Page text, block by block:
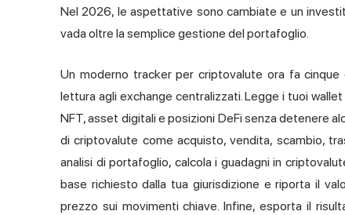
Nel 2026, le aspettative sono cambiate e un
vada oltre la semplice gestione del portafoglio.
Un moderno tracker per criptovalute ora fa
lettura agli exchange centralizzati. Legge i tuoi
NFT, asset digitali e posizioni DeFi senza detenere
di criptovalute come acquisto, vendita, scambio,
analisi di portafoglio, calcola i guadagni in
base richiesto dalla tua giurisdizione e riporta il
prezzo sui movimenti chiave. Infine, esporta il